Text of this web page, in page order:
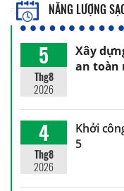
NĂNG LƯỢNG
5
Thg8
2026
Xây
an toàn
4
Thg8
2026
Khởi
5